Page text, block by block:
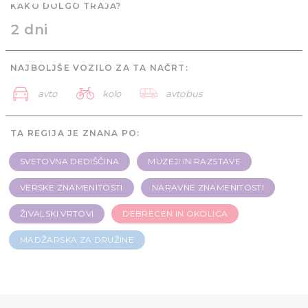
KAKO DOLGO TRAJA?
2 dni
NAJBOLJŠE VOZILO ZA TA NAČRT:
avto kolo avtobus
TA REGIJA JE ZNANA PO:
SVETOVNA DEDIŠČINA MUZEJI IN RAZSTAVE
VERSKE ZNAMENITOSTI NARAVNE ZNAMENITOSTI
ŽIVALSKI VRTOVI DEBRECEN IN OKOLICA
MADŽARSKA ZA DRUŽINE